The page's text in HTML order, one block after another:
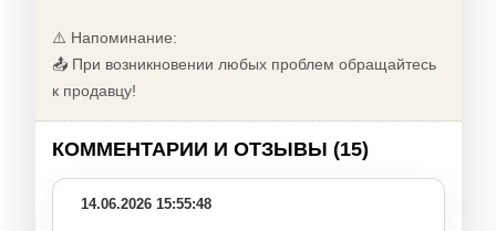
⚠️ Напоминание:
📤 При возникновении любых проблем обращайтесь
к продавцу!
КОММЕНТАРИИ И ОТЗЫВЫ (15)
14.06.2026 15:55:48